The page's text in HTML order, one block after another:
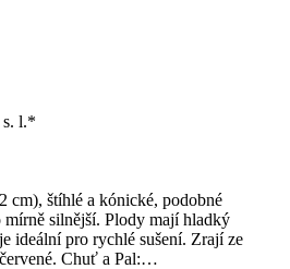
s. l.*
cm), štíhlé a kónické, podobné
mírně silnější. Plody mají hladký
ideální pro rychlé sušení. Zrají ze
Chuť a Pal:…